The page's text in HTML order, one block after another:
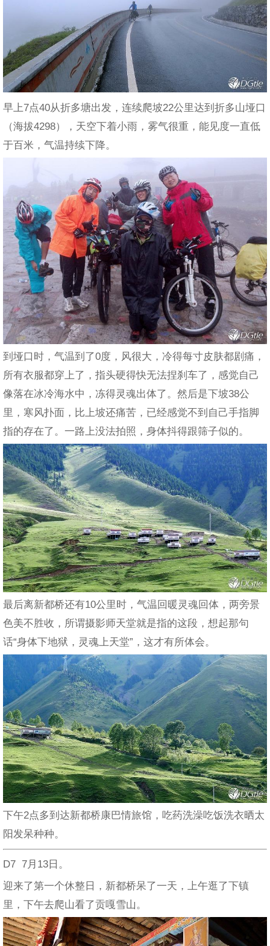
早上7点40从折多塘出发，连续爬坡22公里达到折多山垭口
（海拔4298），天空下着小雨，雾气很重，能见度一直低
于百米，气温持续下降。
到垭口时，气温到了0度，风很大，冷得每寸皮肤都剧痛，
所有衣服都穿上了，指头硬得快无法捏刹车了，感觉自己
像落在冰冷海水中，冻得灵魂出体了。然后是下坡38公
里，寒风扑面，比上坡还痛苦，已经感觉不到自己手指脚
指的存在了。一路上没法拍照，身体抖得跟筛子似的。
最后离新都桥还有10公里时，气温回暖灵魂回体，两旁景
色美不胜收，所谓摄影师天堂就是指的这段，想起那句
话“身体下地狱，灵魂上天堂”，这才有所体会。
下午2点多到达新都桥康巴情旅馆，吃药洗澡吃饭洗衣晒太
阳发呆种种。
D7 7月13日。
迎来了第一个休整日，新都桥呆了一天，上午逛了下镇
里，下午去爬山看了贡嘎雪山。